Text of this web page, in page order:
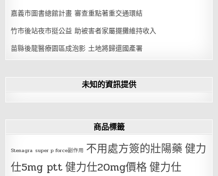
嘉義市圖書總館計畫 審查重點著重交通環結
竹市後站夜市挺公益 助被害者家屬擺攤維持收入
苗縣後龍醫療園區成泡影 土地將歸還國產署
未知的資訊提供
商品標籤
Stenagra super p force副作用 不用處方簽的壯陽藥健力
仕5mg ptt健力仕20mg價格健力仕